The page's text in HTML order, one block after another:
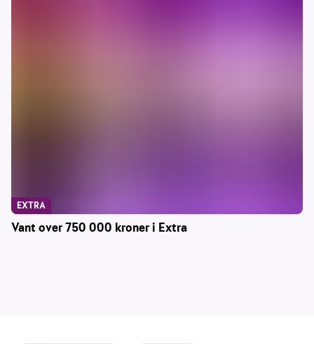
Vant over 750 000 kroner i Extra
EXTRA